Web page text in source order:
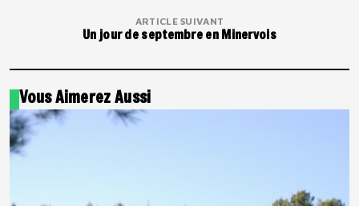
ARTICLE SUIVANT
Un jour de septembre en Minervois
Vous Aimerez Aussi